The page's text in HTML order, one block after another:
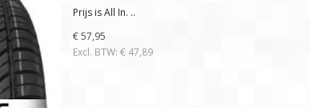
Prijs is All In. ..
€ 57,95
Excl. BTW: € 47,89